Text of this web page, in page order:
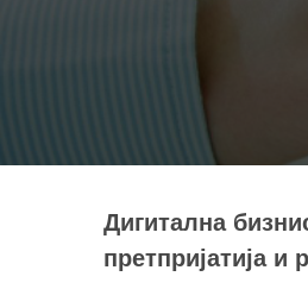
Дигитална
претпријатија